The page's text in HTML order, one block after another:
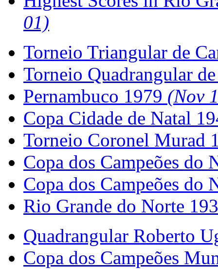
01)
Torneio Triangular de
Torneio Quadrangular
Pernambuco 1979 (Nov
Copa Cidade de Natal
Torneio Coronel Murad
Copa dos Campeões do
Copa dos Campeões do
Rio Grande do Norte
Quadrangular Roberto
Copa dos Campeões